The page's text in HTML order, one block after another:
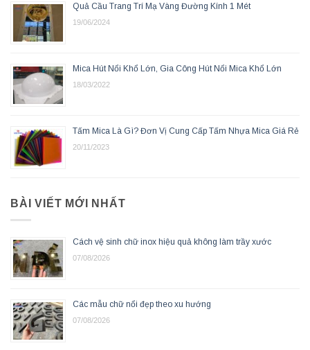
Quả Cầu Trang Trí Mạ Vàng Đường Kính 1 Mét
19/06/2024
Mica Hút Nổi Khổ Lớn, Gia Công Hút Nổi Mica Khổ Lớn
18/03/2022
Tấm Mica Là Gì? Đơn Vị Cung Cấp Tấm Nhựa Mica Giá Rẻ
20/11/2023
BÀI VIẾT MỚI NHẤT
Cách vệ sinh chữ inox hiệu quả không làm trầy xước
07/08/2026
Các mẫu chữ nổi đẹp theo xu hướng
07/08/2026